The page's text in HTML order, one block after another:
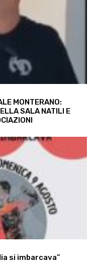
MONTERANO:
SALA NATILI E
si imbarcava”